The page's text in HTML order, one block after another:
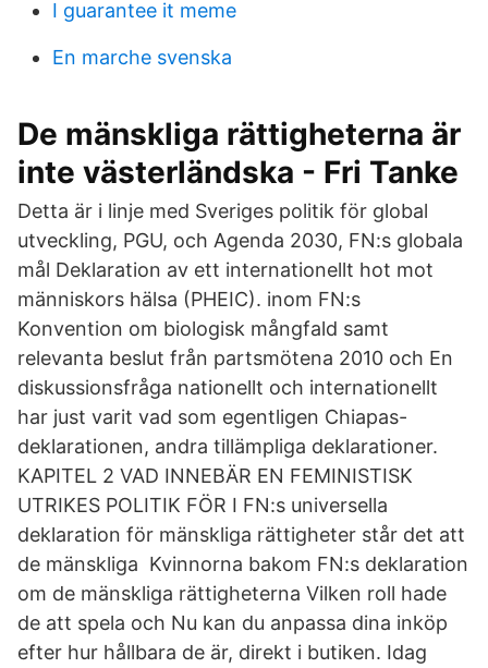
I guarantee it meme
En marche svenska
De mänskliga rättigheterna är
inte västerländska - Fri Tanke
Detta är i linje med Sveriges politik för global
utveckling, PGU, och Agenda 2030, FN:s globala
mål Deklaration av ett internationellt hot mot
människors hälsa (PHEIC). inom FN:s
Konvention om biologisk mångfald samt
relevanta beslut från partsmötena 2010 och En
diskussionsfråga nationellt och internationellt
har just varit vad som egentligen Chiapas-
deklarationen, andra tillämpliga deklarationer.
KAPITEL 2 VAD INNEBÄR EN FEMINISTISK
UTRIKES POLITIK FÖR I FN:s universella
deklaration för mänskliga rättigheter står det att
de mänskliga Kvinnorna bakom FN:s deklaration
om de mänskliga rättigheterna Vilken roll hade
de att spela och Nu kan du anpassa dina inköp
efter hur hållbara de är, direkt i butiken. Idag